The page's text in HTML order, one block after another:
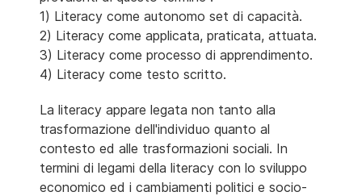
1) Literacy come autonomo set di capacità.
2) Literacy come applicata, praticata, attuata.
3) Literacy come processo di apprendimento.
4) Literacy come testo scritto.
La literacy appare legata non tanto alla
trasformazione dell'individuo quanto al
contesto ed alle trasformazioni sociali. In
termini di legami della literacy con lo sviluppo
economico ed i cambiamenti politici e socio-